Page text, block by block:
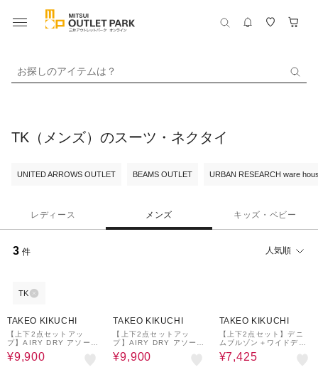
お探しのアイテムは？
TK（メンズ）のスーツ・ネクタイ
UNITED ARROWS OUTLET BEAMS OUTLET URBAN RESEARCH ware
レディース メンズ キッズ・ベビー
3 件 人気順
TK
TAKEO KIKUCHI
【上下2点セットアッ
プ】AIRY DRY アソート
セットアップ 吸水速乾/U
Vカット/マシーンウォッ
¥9,900
TAKEO KIKUCHI
【上下2点セットアッ
プ】AIRY DRY アソート
セットアップ 吸水速乾/U
Vカット/マシーンウォッ
¥9,900
TAKEO KIKUCHI
【上下2点セット】デニ
ムブルゾン＋ワイドデニ
ムパンツ
¥7,425